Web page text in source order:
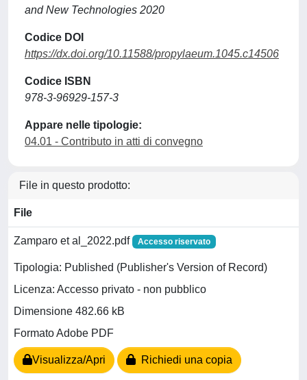
and New Technologies 2020
Codice DOI
https://dx.doi.org/10.11588/propylaeum.1045.c14506
Codice ISBN
978-3-96929-157-3
Appare nelle tipologie:
04.01 - Contributo in atti di convegno
File in questo prodotto:
File
Zamparo et al_2022.pdf Accesso riservato
Tipologia: Published (Publisher's Version of Record)
Licenza: Accesso privato - non pubblico
Dimensione 482.66 kB
Formato Adobe PDF
Visualizza/Apri Richiedi una copia